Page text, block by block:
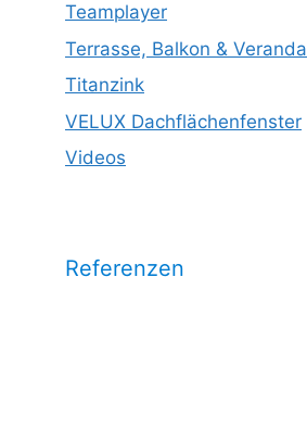
Teamplayer
Terrasse, Balkon & Veranda
Titanzink
VELUX Dachflächenfenster
Videos
Referenzen